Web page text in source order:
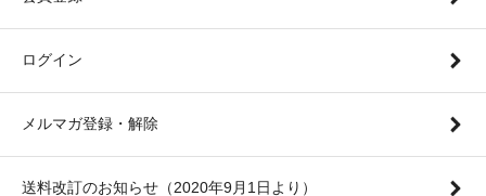
ログイン
メルマガ登録・解除
送料改訂のお知らせ（2020年9月1日より）